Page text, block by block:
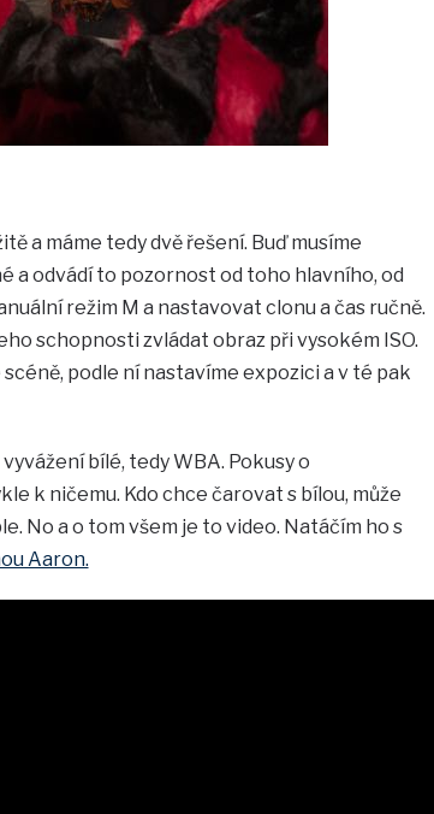
a máme tedy dvě řešení. Buď musíme
a odvádí to pozornost od toho hlavního, od
režim M a nastavovat clonu a čas ručně.
schopnosti zvládat obraz při vysokém ISO.
podle ní nastavíme expozici a v té pak
bílé, tedy WBA. Pokusy o
k ničemu. Kdo chce čarovat s bílou, může
No a o tom všem je to video. Natáčím ho s
Aaron.